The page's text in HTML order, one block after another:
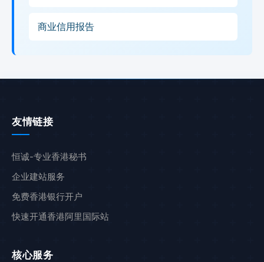
商业信用报告
友情链接
恒诚-专业香港秘书
企业建站服务
免费香港银行开户
快速开通香港阿里国际站
核心服务